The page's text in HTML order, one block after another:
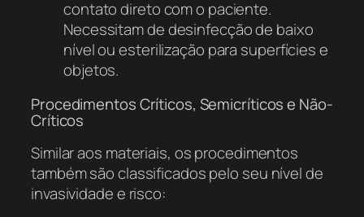
contato direto com o paciente.
Necessitam de desinfecção de baixo
nível ou esterilização para superfícies e
objetos.
Procedimentos Críticos, Semicríticos e Não-
Críticos
Similar aos materiais, os procedimentos
também são classificados pelo seu nível de
invasividade e risco: